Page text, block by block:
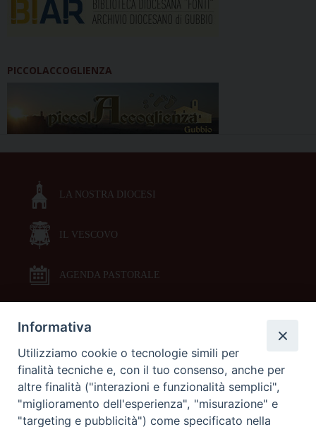
PICCOLACCOGLIENZA
LA NOSTRA DIOCESI
IL VESCOVO
AGENDA PASTORALE
DOCUMENTI PASTORALI
ORARI MESSE
LITURGIA DELLE ORE
Informativa
Utilizziamo cookie o tecnologie simili per
finalità tecniche e, con il tuo consenso, anche per
altre finalità ("interazioni e funzionalità semplici",
"miglioramento dell'esperienza", "misurazione" e
"targeting e pubblicità") come specificato nella